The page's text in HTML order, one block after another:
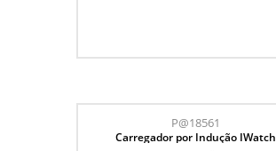
P@18561
Carregador por Indução IWatch